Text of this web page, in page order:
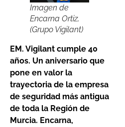
Imagen de
Encarna Ortiz,
(Grupo Vigilant)
EM. Vigilant cumple 40
años. Un aniversario que
pone en valor la
trayectoria de la empresa
de seguridad más antigua
de toda la Región de
Murcia. Encarna,